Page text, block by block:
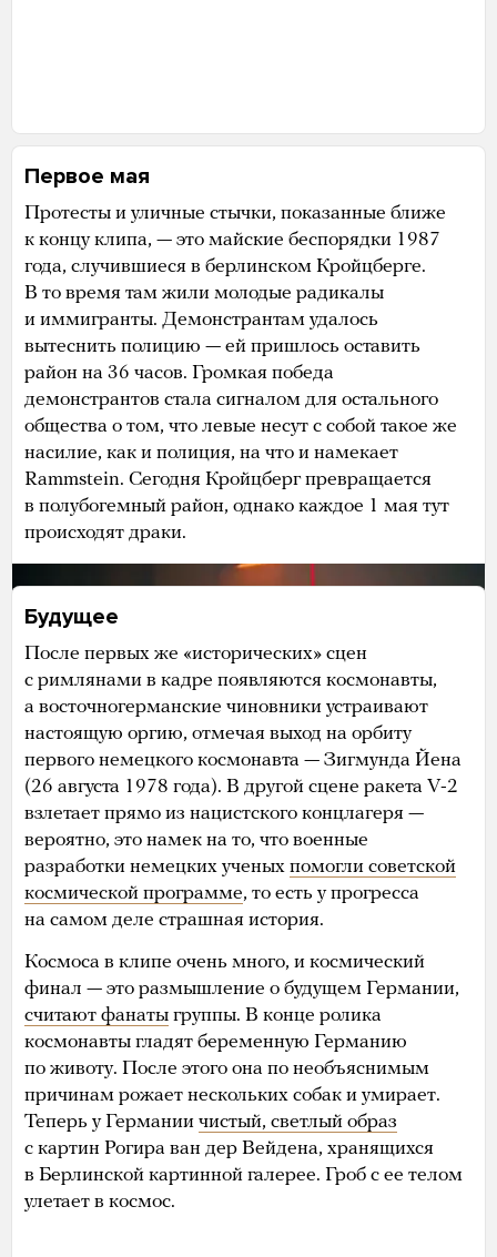
Первое мая
Протесты и уличные стычки, показанные ближе
к концу клипа, — это майские беспорядки 1987
года, случившиеся в берлинском Кройцберге.
В то время там жили молодые радикалы
и иммигранты. Демонстрантам удалось
вытеснить полицию — ей пришлось оставить
район на 36 часов. Громкая победа
демонстрантов стала сигналом для остального
общества о том, что левые несут с собой такое же
насилие, как и полиция, на что и намекает
Rammstein. Сегодня Кройцберг превращается
в полубогемный район, однако каждое 1 мая тут
происходят драки.
Будущее
После первых же «исторических» сцен
с римлянами в кадре появляются космонавты,
а восточногерманские чиновники устраивают
настоящую оргию, отмечая выход на орбиту
первого немецкого космонавта — Зигмунда Йена
(26 августа 1978 года). В другой сцене ракета V-2
взлетает прямо из нацистского концлагеря —
вероятно, это намек на то, что военные
разработки немецких ученых помогли советской
космической программе, то есть у прогресса
на самом деле страшная история.
Космоса в клипе очень много, и космический
финал — это размышление о будущем Германии,
считают фанаты группы. В конце ролика
космонавты гладят беременную Германию
по животу. После этого она по необъяснимым
причинам рожает нескольких собак и умирает.
Теперь у Германии чистый, светлый образ
с картин Рогира ван дер Вейдена, хранящихся
в Берлинской картинной галерее. Гроб с ее телом
улетает в космос.